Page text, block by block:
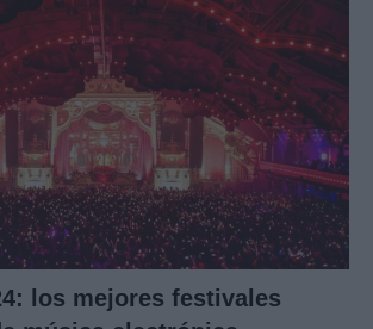
los mejores festivales